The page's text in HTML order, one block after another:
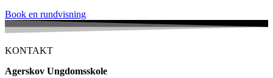
Book en rundvisning
KONTAKT
Agerskov Ungdomsskole